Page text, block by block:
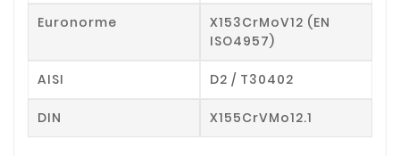
Euronorme
X153CrMoV12 (EN
ISO4957)
AISI D2 / T30402
DIN X155CrVMo12.1